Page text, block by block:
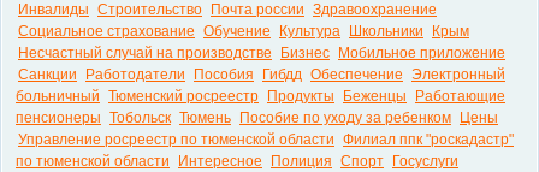
Инвалиды Строительство Почта россии Здравоохранение
Социальное страхование Обучение Культура Школьники
Крым
Несчастный случай на производстве
Бизнес
Мобильное приложение
Санкции
Работодатели Пособия Гибдд Обеспечение Электронный
больничный Тюменский росреестр Продукты Беженцы
Работающие
пенсионеры Тобольск Тюмень Пособие по уходу за ребенком
Цены
Управление росреестр по тюменской области Филиал ппк "роскадастр"
по тюменской области
Интересное Полиция Спорт
Госуслуги